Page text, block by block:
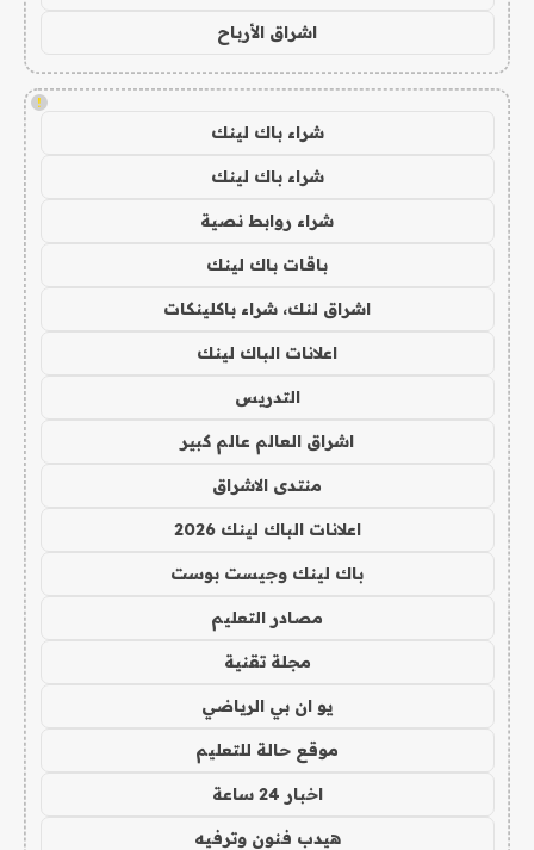
اشراق الأرباح
!
شراء باك لينك
شراء باك لينك
شراء روابط نصية
باقات باك لينك
اشراق لنك، شراء باكلينكات
اعلانات الباك لينك
التدريس
اشراق العالم عالم كبير
منتدى الاشراق
اعلانات الباك لينك 2026
باك لينك وجيست بوست
مصادر التعليم
مجلة تقنية
يو ان بي الرياضي
موقع حالة للتعليم
اخبار 24 ساعة
هيدب فنون وترفيه